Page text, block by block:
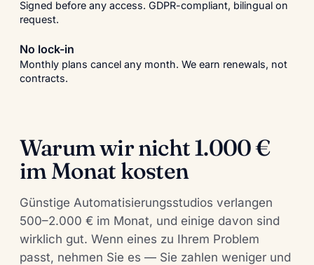
Signed before any access. GDPR-compliant, bilingual on
request.
No lock-in
Monthly plans cancel any month. We earn renewals, not
contracts.
Warum wir nicht 1.000 €
im Monat kosten
Günstige Automatisierungsstudios verlangen
500–2.000 € im Monat, und einige davon sind
wirklich gut. Wenn eines zu Ihrem Problem
passt, nehmen Sie es — Sie zahlen weniger und